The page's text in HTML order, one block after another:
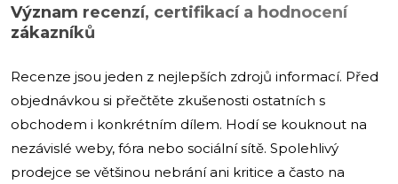
Význam recenzí, certifikací a hodnocení
zákazníků
Recenze jsou jeden z nejlepších zdrojů informací. Před
objednávkou si přečtěte zkušenosti ostatních s
obchodem i konkrétním dílem. Hodí se kouknout na
nezávislé weby, fóra nebo sociální sítě. Spolehlivý
prodejce se většinou nebrání ani kritice a často na